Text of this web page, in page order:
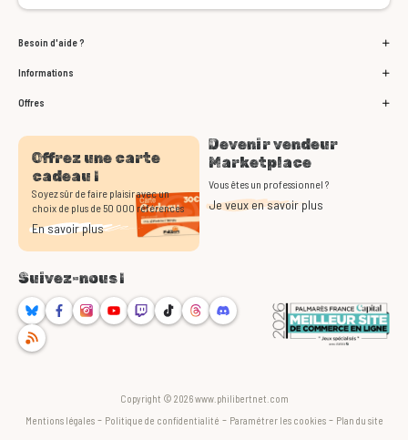
Besoin d'aide ?
Informations
Offres
Offrez une carte
cadeau !
Soyez sûr de faire plaisir avec un
choix de plus de 50 000 références
En savoir plus
Devenir vendeur
Marketplace
Vous êtes un professionnel ?
Je veux en savoir plus
Suivez-nous !
BlueskyFacebookInstagram
YoutubeTwitchTikTokThreadsDiscord
RSS
Copyright © 2026 www.philibertnet.com
Mentions légales- Politique de confidentialité - Paramétrer les cookies- Plan du site